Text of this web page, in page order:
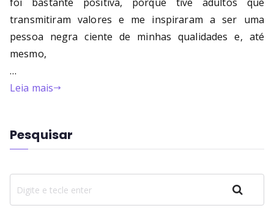
transmitiram valores e me inspiraram a ser uma
pessoa negra ciente de minhas qualidades e, até
mesmo,
…
Leia mais
Pesquisar
Pesquisar